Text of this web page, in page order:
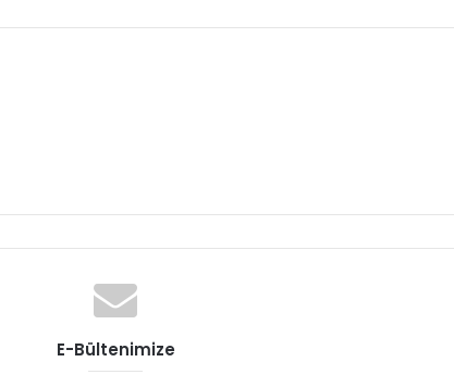
E-Bültenimize